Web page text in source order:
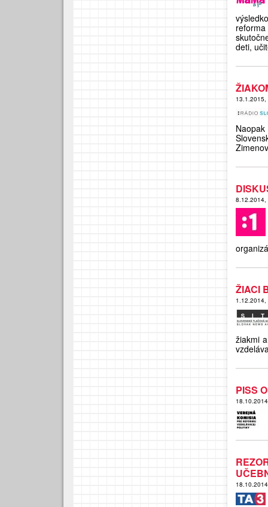
deti,
13.1.2015,
8.12.2014,
ŽIACI
1.12.2014,
žiakmi
PISS